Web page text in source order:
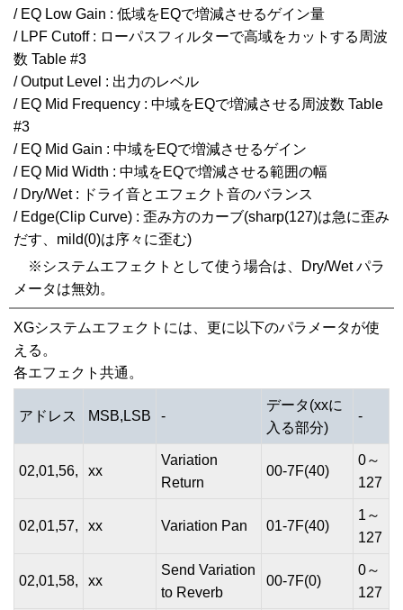
/ EQ Low Gain : 低域をEQで増減させるゲイン量
/ LPF Cutoff : ローパスフィルターで高域をカットする周波
数 Table #3
/ Output Level : 出力のレベル
/ EQ Mid Frequency : 中域をEQで増減させる周波数 Table
#3
/ EQ Mid Gain : 中域をEQで増減させるゲイン
/ EQ Mid Width : 中域をEQで増減させる範囲の幅
/ Dry/Wet : ドライ音とエフェクト音のバランス
/ Edge(Clip Curve) : 歪み方のカーブ(sharp(127)は急に歪み
だす、mild(0)は序々に歪む)
※システムエフェクトとして使う場合は、Dry/Wet パラ
メータは無効。
XGシステムエフェクトには、更に以下のパラメータが使
える。
各エフェクト共通。
アドレス MSB,LSB -
データ(xxに
入る部分)
-
02,01,56, xx
Variation
Return
00-7F(40)
0～
127
02,01,57, xx Variation Pan 01-7F(40)
1～
127
02,01,58, xx
Send Variation
to Reverb
00-7F(0)
0～
127